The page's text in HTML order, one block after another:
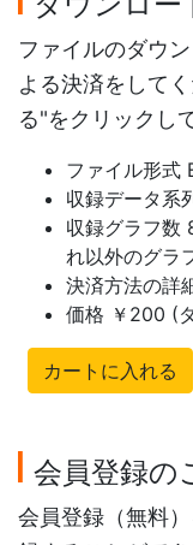
ファイルのダウ
よる決済をして
る"をクリックし
ファイル形式
収録データ系
収録グラフ数
れ以外のグラ
決済方法の詳
価格 ￥200 (
カートに入れる
会員登録の
会員登録（無料